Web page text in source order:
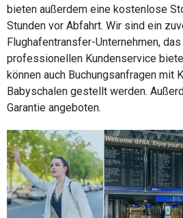
bieten außerdem eine kostenlose
Stunden vor Abfahrt. Wir sind ein
Flughafentransfer-Unternehmen,
professionellen Kundenservice
können auch Buchungsanfragen mit
Babyschalen gestellt werden.
Garantie angeboten.